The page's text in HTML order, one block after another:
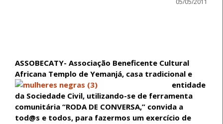
ASSOBECATY- Associação Beneficente Cultural
Africana Templo de Yemanjá, casa tradicional e
entidade
da Sociedade Civil, utilizando-se de ferramenta
comunitária “RODA DE CONVERSA,” convida a
tod@s e todos, para fazermos um exercício de